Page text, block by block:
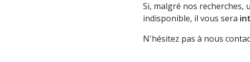
Si, malgré nos recherches,
indisponible, il vous sera
N'hésitez pas à nous